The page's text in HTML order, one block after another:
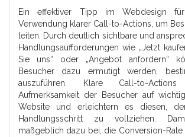
Ein effektiver Tipp im Webdesign
Verwendung klarer Call-to-Actions, um
leiten. Durch deutlich sichtbare und
Handlungsaufforderungen wie „Jetzt
Sie uns“ oder „Angebot anfordern“
Besucher dazu ermutigt werden,
auszuführen. Klare Call-to-
Aufmerksamkeit der Besucher auf
Website und erleichtern es diesen,
Handlungsschritt zu vollziehen.
maßgeblich dazu bei, die Conversion-